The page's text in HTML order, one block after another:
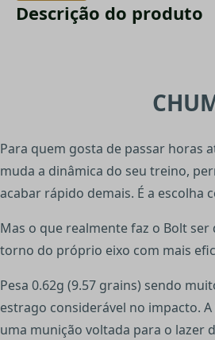
Descrição do produto
Para quem gosta de passar horas
muda a dinâmica do seu treino,
acabar rápido demais. É a escolha
Mas o que realmente faz o Bolt
torno do próprio eixo com mais
Pesa 0.62g (9.57 grains) sendo
estrago considerável no impacto.
uma munição voltada para o lazer